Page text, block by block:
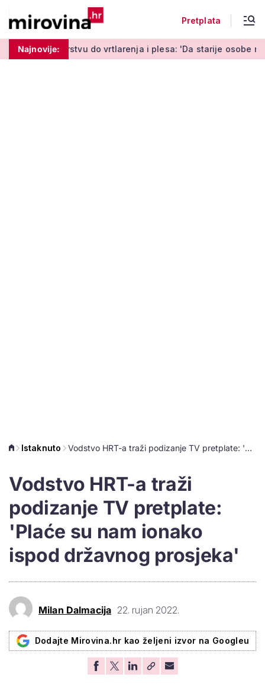
Pretplata
Najnovije:
vrtlarenja i plesa: 'Da starije osobe ne ostavimo same'
Istaknuto Vodstvo HRT-a traži podizanje TV pretplate: 'Plaće su nam ionako ispod državnog prosjeka'
Vodstvo HRT-a traži
podizanje TV pretplate:
'Plaće su nam ionako
ispod državnog prosjeka'
Milan Dalmacija 22. rujan 2022.
Dodajte Mirovina.hr kao željeni izvor na Googleu